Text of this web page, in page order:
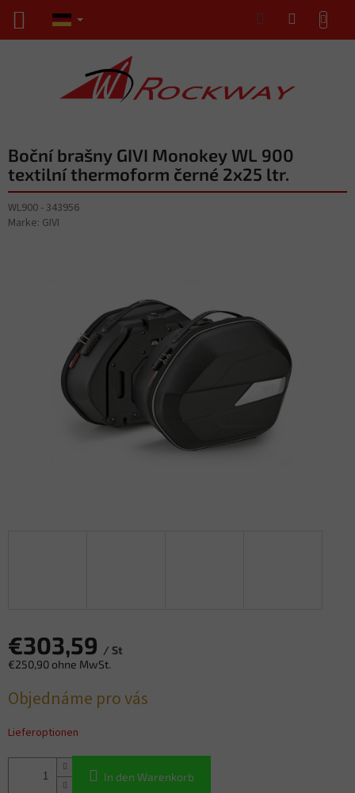
springen
WARENKORB
Boční brašny GIVI Monokey WL 900
textilní thermoform černé 2x25 ltr.
WL900 - 343956
Marke: GIVI
€303,59 / St
€250,90 ohne MwSt.
Objednáme pro vás
Lieferoptionen
In den Warenkorb